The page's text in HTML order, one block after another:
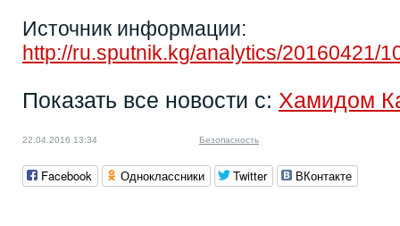
Источник информации:
http://ru.sputnik.kg/analytics/20160421/
Показать все новости с: Хамидом
22.04.2016 13:34 Безопасность
Facebook Одноклассники Twitter ВКонтакте